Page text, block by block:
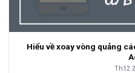
Hiểu về xoay vòng quảng
Th12